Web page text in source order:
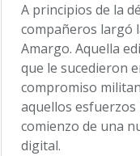
A principios de la
compañeros largó
Amargo. Aquella
que le sucedieron
compromiso
aquellos esfuerzos
comienzo de una
digital.